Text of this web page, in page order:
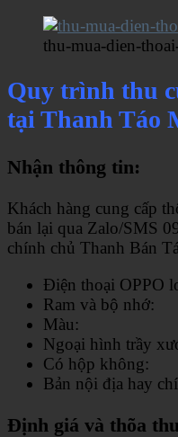
thu-mua-dien-
Quy trình thu
tại Thanh Táo
Nhận thông tin:
Khách hàng cung cấp
bán lại qua Zalo/SMS
chính chủ Thanh Bán
Điện thoại OPPO
Ram và bộ nhớ:
Màu:
Ngoại hình trầy
Có hộp không:
Bản nội địa hay
Định giá và thõa